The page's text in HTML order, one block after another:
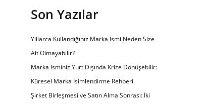
Son Yazılar
Yıllarca Kullandığınız Marka İsmi Neden Size
Ait Olmayabilir?
Marka İsminiz Yurt Dışında Krize Dönüşebilir:
Küresel Marka İsimlendirme Rehberi
Şirket Birleşmesi ve Satın Alma Sonrası: İki